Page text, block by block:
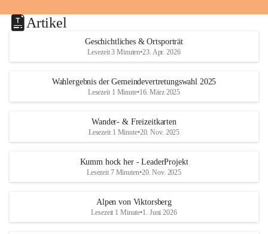
Artikel
Geschichtliches & Ortsporträt
Lesezeit 3 Minuten•23. Apr. 2026
Wahlergebnis der Gemeindevertretungswahl 2025
Lesezeit 1 Minute•16. März 2025
Wander- & Freizeitkarten
Lesezeit 1 Minute•20. Nov. 2025
Kumm hock her - LeaderProjekt
Lesezeit 7 Minuten•20. Nov. 2025
Alpen von Viktorsberg
Lesezeit 1 Minute•1. Juni 2026